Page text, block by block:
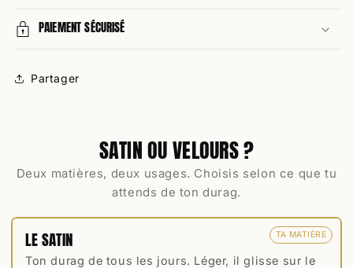
PAIEMENT SÉCURISÉ
Partager
SATIN OU VELOURS ?
Deux matières, deux usages. Choisis selon ce que tu
attends de ton durag.
TA MATIÈRE
LE SATIN
Ton durag de tous les jours. Léger, il glisse sur le